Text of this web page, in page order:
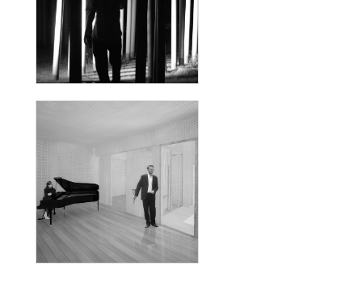
THÉÂTRE ÉPHÉMÈRE
SALLE DE MUSIQUE + TERRASSE